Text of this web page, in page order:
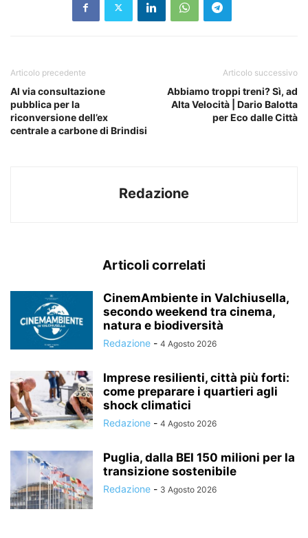
Articolo precedente
Al via consultazione
pubblica per la
riconversione dell’ex
centrale a carbone di Brindisi
Articolo successivo
Abbiamo troppi treni? Sì, ad
Alta Velocità | Dario Balotta
per Eco dalle Città
Redazione
Articoli correlati
CinemAmbiente in Valchiusella,
secondo weekend tra cinema,
natura e biodiversità
Redazione - 4 Agosto 2026
Imprese resilienti, città più forti:
come preparare i quartieri agli
shock climatici
Redazione - 4 Agosto 2026
Puglia, dalla BEI 150 milioni per la
transizione sostenibile
Redazione - 3 Agosto 2026